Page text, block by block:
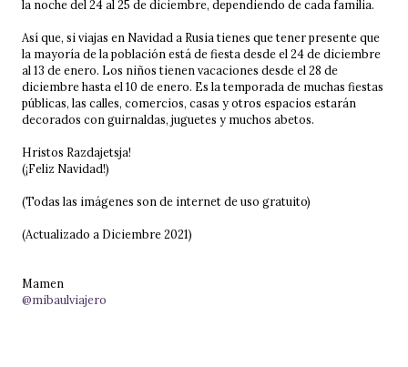
la noche del 24 al 25 de diciembre, dependiendo de cada familia.
Así que, si viajas en Navidad a Rusia tienes que tener presente que
la mayoría de la población está de fiesta desde el 24 de diciembre
al 13 de enero. Los niños tienen vacaciones desde el 28 de
diciembre hasta el 10 de enero. Es la temporada de muchas fiestas
públicas, las calles, comercios, casas y otros espacios estarán
decorados con guirnaldas, juguetes y muchos abetos.
Hristos Razdajetsja!
(¡Feliz Navidad!)
(Todas las imágenes son de internet de uso gratuito)
(Actualizado a Diciembre 2021)
Mamen
@mibaulviajero